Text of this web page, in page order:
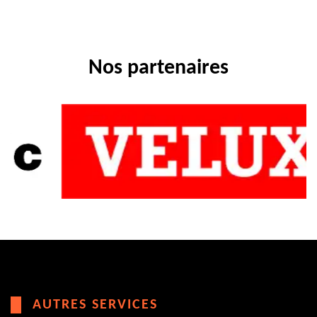
Nos partenaires
AUTRES SERVICES